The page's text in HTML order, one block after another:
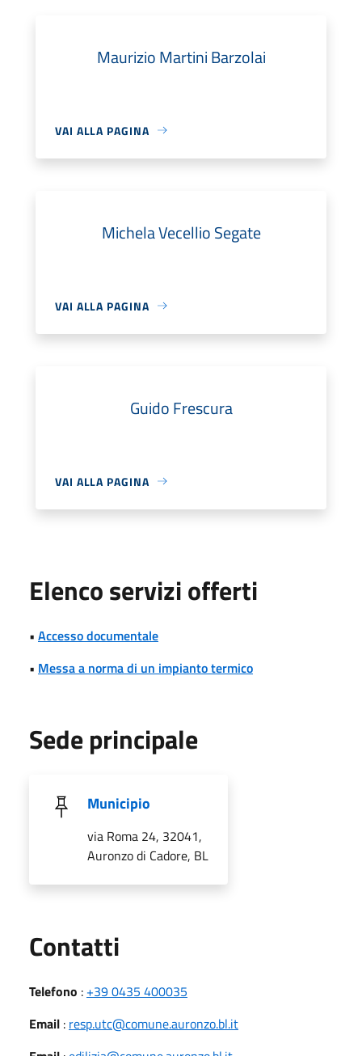
Maurizio Martini Barzolai
VAI ALLA PAGINA
Michela Vecellio Segate
VAI ALLA PAGINA
Guido Frescura
VAI ALLA PAGINA
Elenco servizi offerti
• Accesso documentale
• Messa a norma di un impianto termico
Sede principale
Municipio
via Roma 24, 32041,
Auronzo di Cadore, BL
Contatti
Telefono : +39 0435 400035
Email : resp.utc@comune.auronzo.bl.it